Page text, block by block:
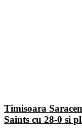
Timisoara
Saints cu 28-0 si